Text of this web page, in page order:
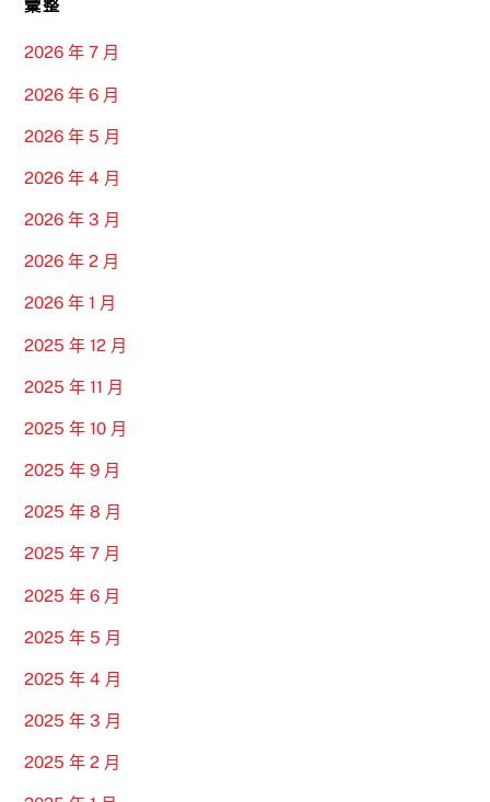
彙整
2026 年 7 月
2026 年 6 月
2026 年 5 月
2026 年 4 月
2026 年 3 月
2026 年 2 月
2026 年 1 月
2025 年 12 月
2025 年 11 月
2025 年 10 月
2025 年 9 月
2025 年 8 月
2025 年 7 月
2025 年 6 月
2025 年 5 月
2025 年 4 月
2025 年 3 月
2025 年 2 月